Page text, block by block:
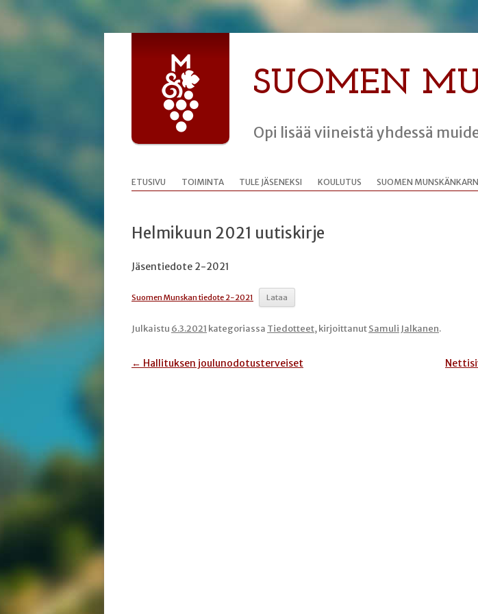
SUOMEN
Opi lisää viineistä yhdessä
ETUSIVU TOIMINTA TULE JÄSENEKSI KOULUTUS SUOMEN
Helmikuun 2021 uutiskirje
Jäsentiedote 2-2021
Suomen Munskan tiedote 2-2021 Lataa
Julkaistu 6.3.2021 kategoriassa Tiedotteet, kirjoittanutSamuli Jalkanen.
Artikkelien
← Hallituksen joulunodotusterveiset